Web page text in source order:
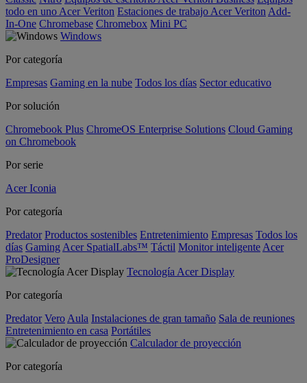
todo en uno Acer Veriton Estaciones de trabajo Acer Veriton Add-
In-One Chromebase Chromebox Mini PC
Windows
Por categoría
Empresas Gaming en la nube Todos los días Sector educativo
Por solución
Chromebook Plus ChromeOS Enterprise Solutions Cloud Gaming
on Chromebook
Por serie
Acer Iconia
Por categoría
Predator Productos sostenibles Entretenimiento Empresas Todos los
días Gaming Acer SpatialLabs™ Táctil Monitor inteligente Acer
ProDesigner
Tecnología Acer Display
Por categoría
Predator Vero Aula Instalaciones de gran tamaño Sala de reuniones
Entretenimiento en casa Portátiles
Calculador de proyección
Por categoría